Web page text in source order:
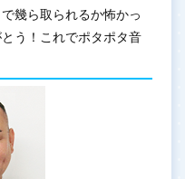
幾ら取られるか怖かっ
う！これでポタポタ音